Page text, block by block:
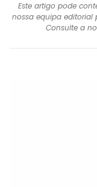
Este artigo pode
nossa equipa editorial
Consulte a